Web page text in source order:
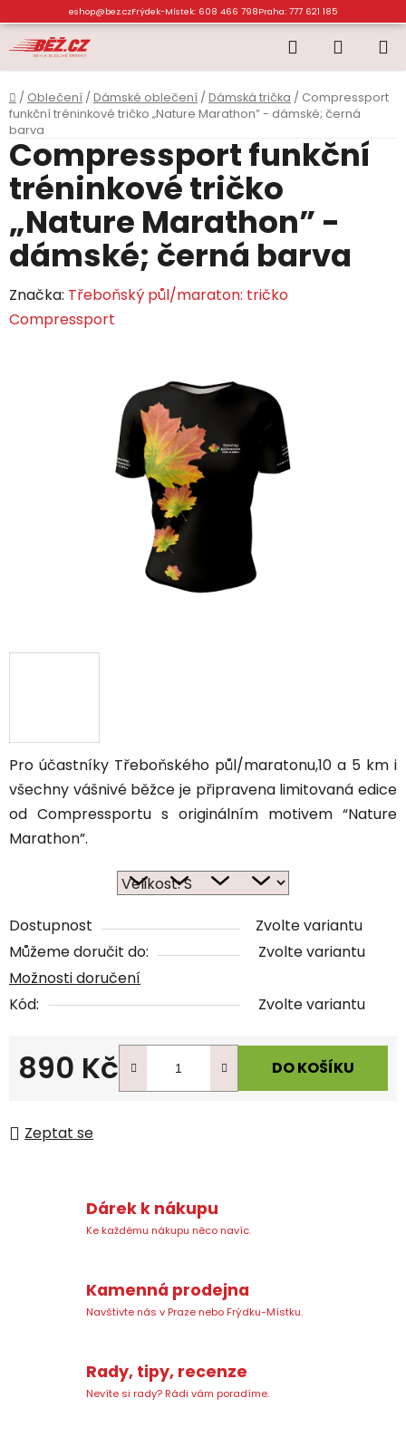
na
obsah
eshop@bez.czFrýdek-Místek: 608 466 798Praha: 777 621 185
Hledat
KOŠÍK
Domů
/ Oblečení / Dámské oblečení / Dámská trička / Compressport
funkční tréninkové tričko „Nature Marathon” - dámské; černá
barva
Pro účastníky Třeboňského půl/maratonu,10 a 5 km i
všechny vášnivé běžce je připravena limitovaná edice
od Compressportu s originálním motivem “Nature
Marathon”.
Dostupnost
Zvolte variantu
Můžeme doručit do:
Zvolte variantu
Možnosti doručení
Kód:
Zvolte variantu
890 Kč DO KOŠÍKU
Zeptat se
Compressport funkční
tréninkové tričko
„Nature Marathon” -
dámské; černá barva
Značka: Třeboňský půl/maraton: tričko
Compressport
Dárek k nákupu
Ke každému nákupu něco navíc.
Kamenná prodejna
Navštivte nás v Praze nebo Frýdku-Místku.
Rady, tipy, recenze
Nevíte si rady? Rádi vám poradíme.